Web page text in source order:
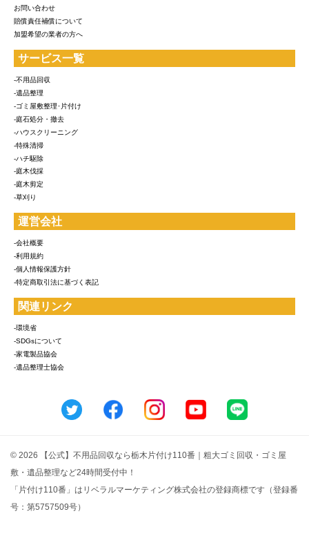
お問い合わせ
賠償責任補償について
加盟希望の業者の方へ
サービス一覧
-不用品回収
-遺品整理
-ゴミ屋敷整理･片付け
-庭石処分・撤去
-ハウスクリーニング
-特殊清掃
-ハチ駆除
-庭木伐採
-庭木剪定
-草刈り
運営会社
-会社概要
-利用規約
-個人情報保護方針
-特定商取引法に基づく表記
関連リンク
-環境省
-SDGsについて
-家電製品協会
-遺品整理士協会
© 2026 【公式】不用品回収なら栃木片付け110番｜粗大ゴミ回収・ゴミ屋
敷・遺品整理など24時間受付中！
「片付け110番」はリベラルマーケティング株式会社の登録商標です（登録番
号：第5757509号）